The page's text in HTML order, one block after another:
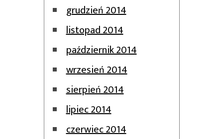
grudzień 2014
listopad 2014
październik 2014
wrzesień 2014
sierpień 2014
lipiec 2014
czerwiec 2014